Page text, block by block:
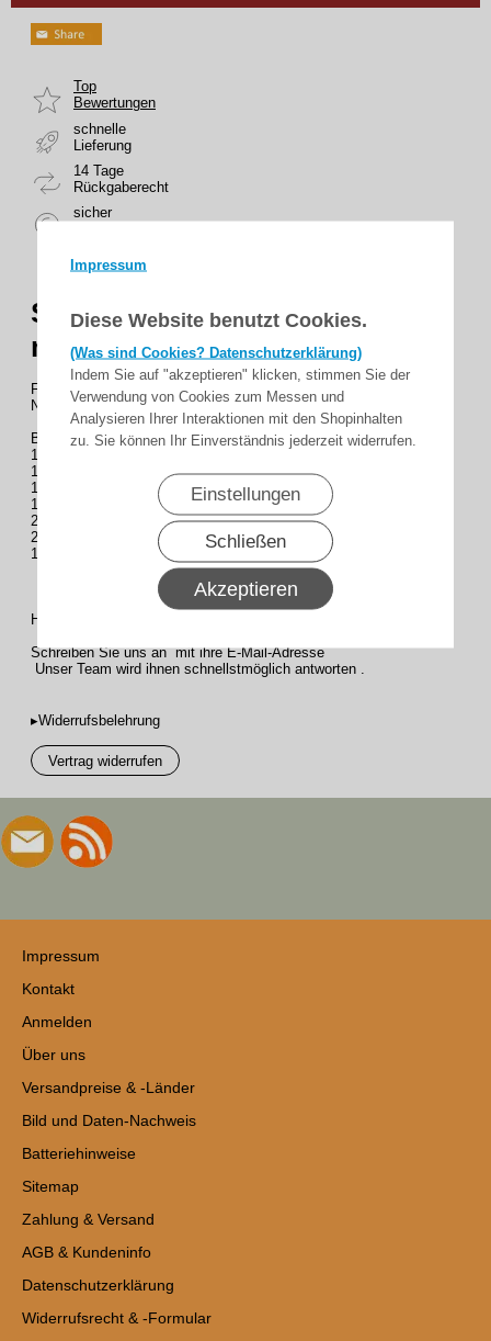
Impressum
Diese Website benutzt Cookies.
(Was sind Cookies? Datenschutzerklärung)
Indem Sie auf "akzeptieren" klicken, stimmen Sie der
Verwendung von Cookies zum Messen und
Analysieren Ihrer Interaktionen mit den Shopinhalten
zu. Sie können Ihr Einverständnis jederzeit widerrufen.
Einstellungen
Schließen
Akzeptieren
Top
Bewertungen
schnelle
Lieferung
14 Tage
Rückgaberecht
sicher
SHG-Rollladen-Montageset
mit Gurtzuggetriebe
Für Fenster und Türen bis 2,40 m Höhe im
Neubau (für Welle S 60)
Bestehend aus :
1x Einlassgurtwickler
1 x 10m Gurt
1x Kugellager
1 x Gurtgetriebe
2 x Wellenadpter
2 x Wandlager
1 x Gurtführung
Haben Fragen zu diesem Produkt ?
Schreiben Sie uns an mit ihre E-Mail-Adresse
Unser Team wird ihnen schnellstmöglich antworten .
▸Widerrufsbelehrung
Vertrag widerrufen
Impressum
Kontakt
Anmelden
Über uns
Versandpreise & -Länder
Bild und Daten-Nachweis
Batteriehinweise
Sitemap
Zahlung & Versand
AGB & Kundeninfo
Datenschutzerklärung
Widerrufsrecht & -Formular